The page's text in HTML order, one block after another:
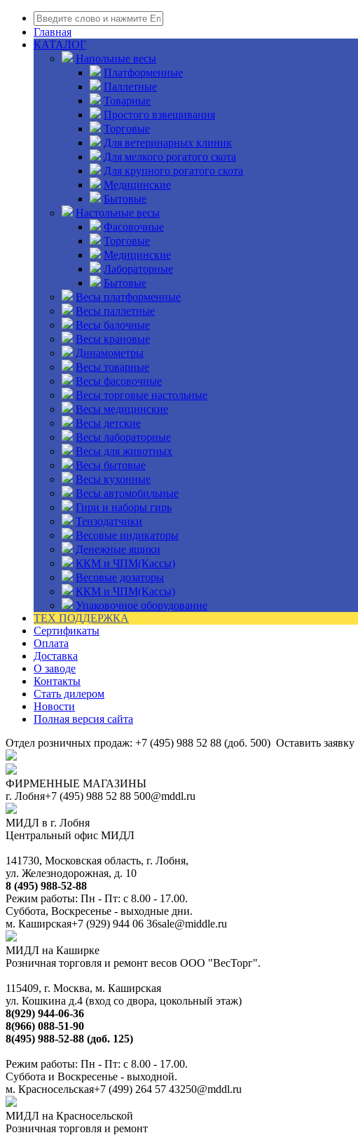
Главная
КАТАЛОГ
Напольные весы
Платформенные
Паллетные
Товарные
Простого взвешивания
Торговые
Для ветеринарных клиник
Для мелкого рогатого скота
Для крупного рогатого скота
Медицинские
Бытовые
Настольные весы
Фасовочные
Торговые
Медицинские
Лабораторные
Бытовые
Весы платформенные
Весы паллетные
Весы балочные
Весы крановые
Динамометры
Весы товарные
Весы фасовочные
Весы торговые настольные
Весы медицинские
Весы детские
Весы лабораторные
Весы для животных
Весы бытовые
Весы кухонные
Весы автомобильные
Гири и наборы гирь
Тензодатчики
Весовые индикаторы
Денежные ящики
ККМ и ЧПМ(Кассы)
Весовые дозаторы
ККМ и ЧПМ(Кассы)
Упаковочное оборудование
ТЕХ ПОДДЕРЖКА
Сертификаты
Оплата
Доставка
О заводе
Контакты
Стать дилером
Новости
Полная версия сайта
Отдел розничных продаж: +7 (495) 988 52 88 (доб. 500) Оставить заявку
ФИРМЕННЫЕ МАГАЗИНЫ
г. Лобня+7 (495) 988 52 88 500@mddl.ru
МИДЛ в г. Лобня
Центральный офис МИДЛ
141730, Московская область, г. Лобня,
ул. Железнодорожная, д. 10
8 (495) 988-52-88
Режим работы: Пн - Пт: с 8.00 - 17.00.
Суббота, Воскресенье - выходные дни.
м. Каширская+7 (929) 944 06 36sale@middle.ru
МИДЛ на Каширке
Розничная торговля и ремонт весов ООО "ВесТорг".
115409, г. Москва, м. Каширская
ул. Кошкина д.4 (вход со двора, цокольный этаж)
8(929) 944-06-36
8(966) 088-51-90
8(495) 988-52-88 (доб. 125)
Режим работы: Пн - Пт: с 8.00 - 17.00.
Суббота и Воскресенье - выходной.
м. Красносельская+7 (499) 264 57 43250@mddl.ru
МИДЛ на Красносельской
Розничная торговля и ремонт